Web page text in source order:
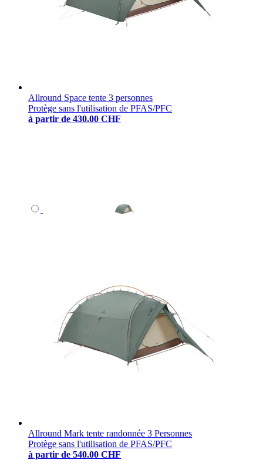
Allround Space tente 3 personnes
Protège sans l'utilisation de PFAS/PFC
à partir de 430.00 CHF
Allround Mark tente randonnée 3 Personnes
Protège sans l'utilisation de PFAS/PFC
à partir de 540.00 CHF